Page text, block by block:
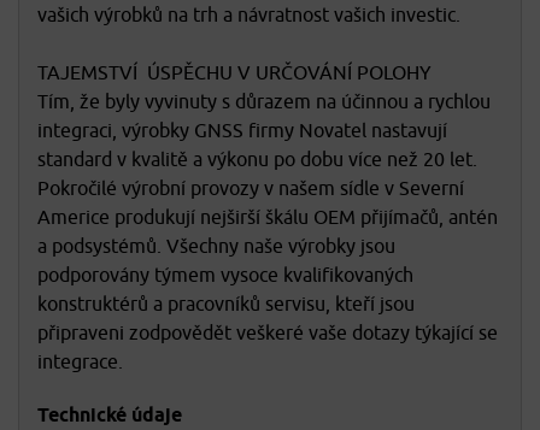
vašich výrobků na trh a návratnost vašich investic.
TAJEMSTVÍ ÚSPĚCHU V URČOVÁNÍ POLOHY
Tím, že byly vyvinuty s důrazem na účinnou a rychlou
integraci, výrobky GNSS firmy Novatel nastavují
standard v kvalitě a výkonu po dobu více než 20 let.
Pokročilé výrobní provozy v našem sídle v Severní
Americe produkují nejširší škálu OEM přijímačů, antén
a podsystémů. Všechny naše výrobky jsou
podporovány týmem vysoce kvalifikovaných
konstruktérů a pracovníků servisu, kteří jsou
připraveni zodpovědět veškeré vaše dotazy týkající se
integrace.
Technické údaje